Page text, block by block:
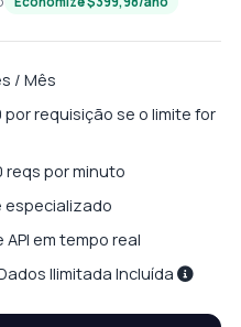
/ Mês
requisição se o limite for
reqs por minuto
especializado
em tempo real
Ilimitada Incluída